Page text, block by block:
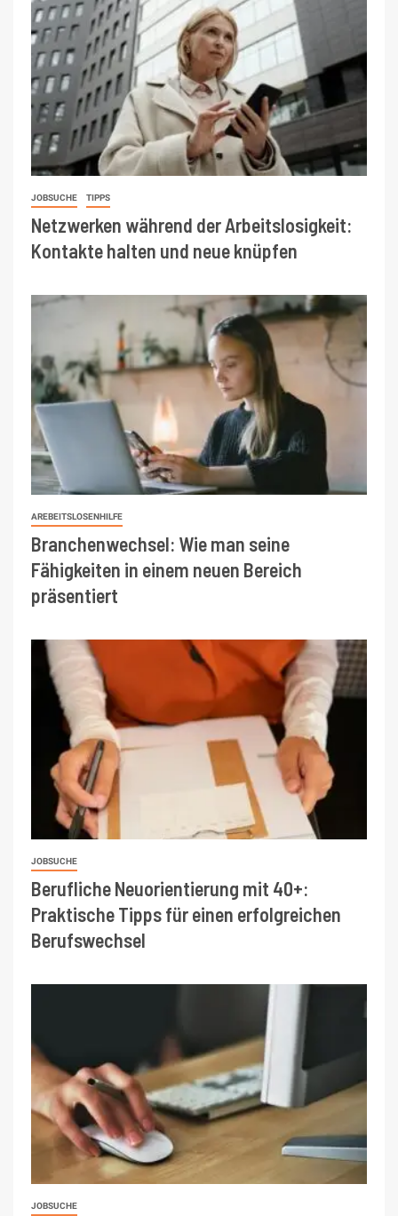
JOBSUCHE TIPPS
Netzwerken während der Arbeitslosigkeit:
Kontakte halten und neue knüpfen
AREBEITSLOSENHILFE
Branchenwechsel: Wie man seine
Fähigkeiten in einem neuen Bereich
präsentiert
JOBSUCHE
Berufliche Neuorientierung mit 40+:
Praktische Tipps für einen erfolgreichen
Berufswechsel
JOBSUCHE